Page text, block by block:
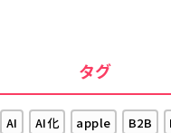
タグ
AI AI化 apple B2B